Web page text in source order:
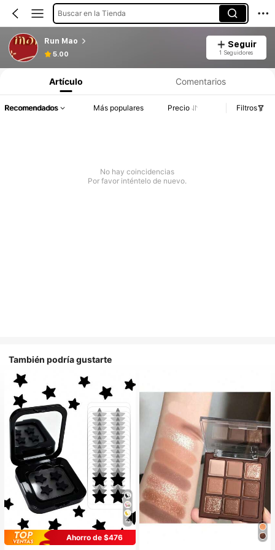
Buscar en la Tienda
Run Mao
5.00
Seguir
1 Seguidores
Artículo Comentarios
Recomendados Más populares Precio Filtros
No hay coincidencias
Por favor inténtelo de nuevo.
También podría gustarte
10
Ahorro de $476